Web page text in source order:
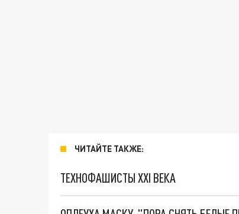
ЧИТАЙТЕ ТАКЖЕ:
ТЕХНОФАШИСТЫ XXI ВЕКА